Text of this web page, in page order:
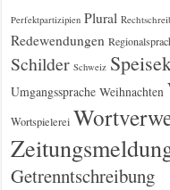
Perfektpartizipien Plural
Redewendungen
Schilder Schweiz
Umgangssprache Weihnachten
Wortspielerei
Getrenntschreibung